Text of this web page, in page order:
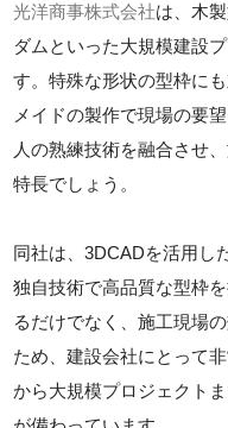
光洋商事株式会社は、木
ダムといった大規模建設
す。特殊な形状の型枠に
メイドの製作で現場の要
人の熟練技術を融合させ
特長でしょう。
同社は、3DCADを活用し
独自技術で高品質な型枠
るだけでなく、施工現場
ため、建設会社にとって
から大規模プロジェクト